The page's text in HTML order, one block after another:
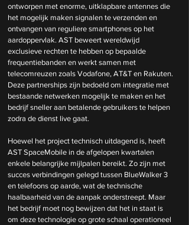
ontworpen met enorme, uitklapbare antennes die
het mogelijk maken signalen te verzenden en
ontvangen van reguliere smartphones op het
aardoppervlak. AST beweert wereldwijd
exclusieve rechten te hebben op bepaalde
frequentiebanden en werkt samen met
telecomreuzen zoals Vodafone, AT&T en Rakuten.
Deze partnerships zijn bedoeld om integratie met
bestaande netwerken mogelijk te maken en het
bedrijf sneller aan betalende gebruikers te helpen
zodra de dienst live gaat.
Hoewel het project technisch uitdagend is, heeft
AST SpaceMobile in de afgelopen kwartalen
enkele belangrijke mijlpalen bereikt. Zo zijn met
succes verbindingen gelegd tussen BlueWalker 3
en telefoons op aarde, wat de technische
haalbaarheid van de aanpak onderstreept. Maar
het bedrijf moet nog bewijzen dat het in staat is
om deze technologie op grote schaal operationeel